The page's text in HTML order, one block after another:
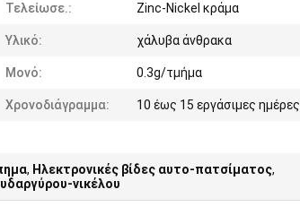
Τελείωσε.: Zinc-Nickel κράμα
Υλικό: χάλυβα άνθρακα
Μονό: 0.3g/τμήμα
Χρονοδιάγραμμα: 10 έως 15 εργάσιμες ημέρες
, Ηλεκτρονικές βίδες αυτο-πατσίματος,
νικέλου